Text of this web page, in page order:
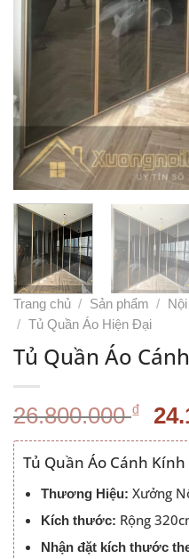
Trang chủ / Sản phẩm /
/ Tủ Quần Áo Hiện Đại
Tủ Quần Áo
26.800.000₫ Giá
là:
Tủ Quần Áo Cánh Kính
Thương Hiệu: Xưởng
Kích thước: Rộng
Nhận đặt kích thước